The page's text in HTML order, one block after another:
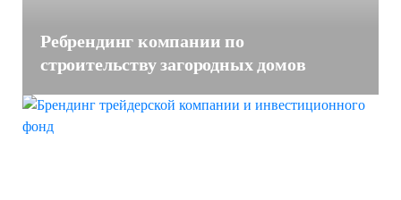
Ребрендинг компании по
строительству загородных домов